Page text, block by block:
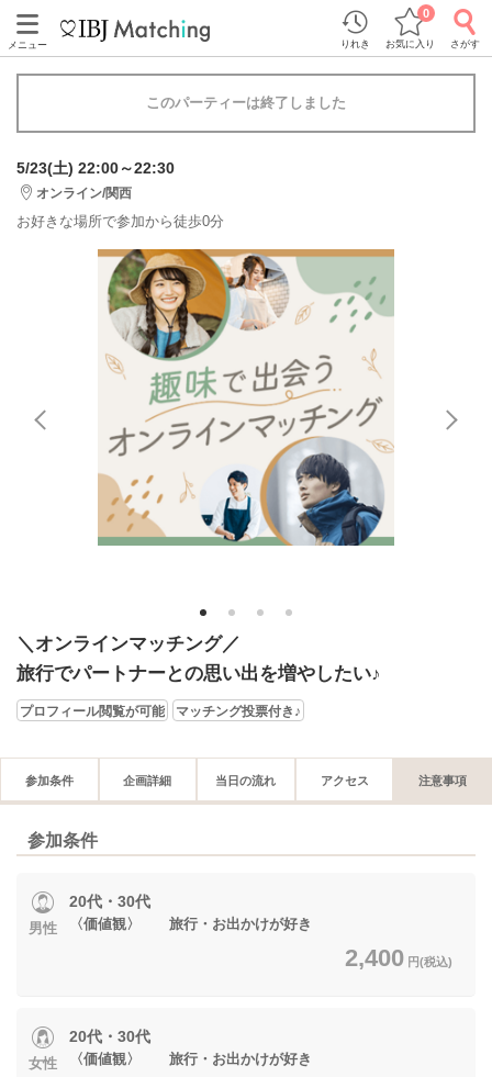
メニュー りれき お気に入り
0
さがす
このパーティーは終了しました
5/23(土) 22:00～22:30
オンライン/関西
お好きな場所で参加から徒歩0分
1 2 3 4
＼オンラインマッチング／
旅行でパートナーとの思い出を増やしたい♪
プロフィール閲覧が可能 マッチング投票付き♪
参加条件 企画詳細 当日の流れ アクセス 注意事項
参加条件
男性
20代・30代
〈価値観〉 旅行・お出かけが好き
2,400 円(税込)
女性
20代・30代
〈価値観〉 旅行・お出かけが好き